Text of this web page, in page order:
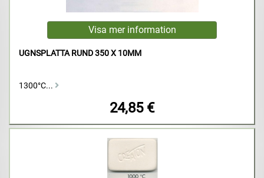
UGNSPLATTA RUND 350 X 10MM
1300°C...
24,85 €